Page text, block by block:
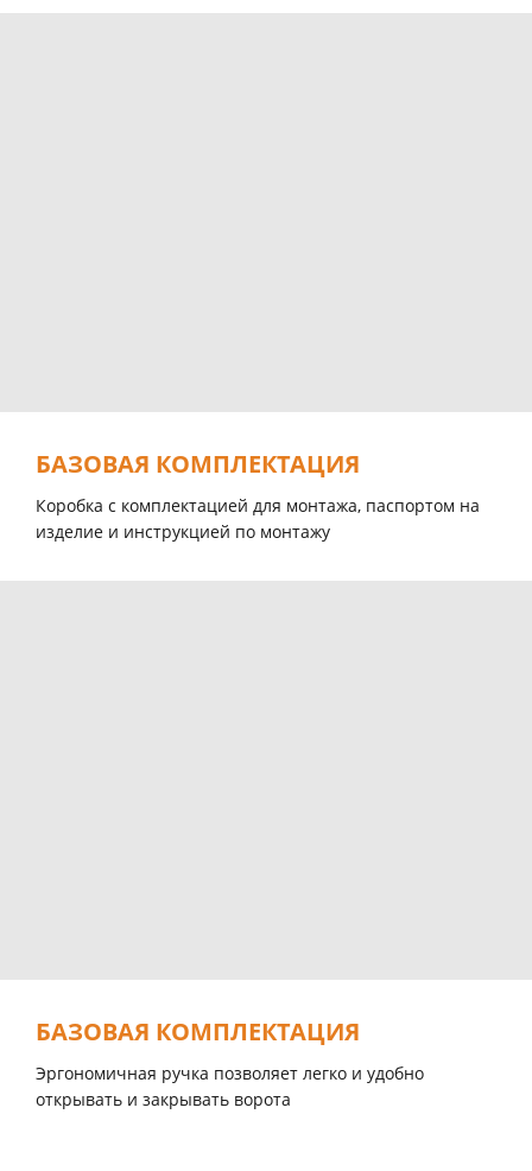
БАЗОВАЯ КОМПЛЕКТАЦИЯ
Коробка с комплектацией для монтажа, паспортом на
изделие и инструкцией по монтажу
БАЗОВАЯ КОМПЛЕКТАЦИЯ
Эргономичная ручка позволяет легко и удобно
открывать и закрывать ворота